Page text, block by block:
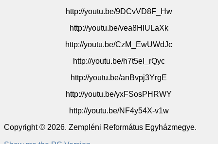
http://youtu.be/9DCvVD8F_Hw
http://youtu.be/vea8HlULaXk
http://youtu.be/CzM_EwUWdJc
http://youtu.be/h7t5eI_rQyc
http://youtu.be/anBvpj3YrgE
http://youtu.be/yxFSosPHRWY
http://youtu.be/NF4y54X-v1w
Copyright © 2026. Zempléni Református Egyházmegye.